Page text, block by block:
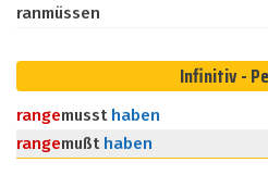
ranmüssen
Infinitiv -
rangemusst haben
rangemußt haben